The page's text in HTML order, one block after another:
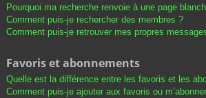
Pourquoi ma recherche renvoie à une page
Comment puis-je rechercher des membres ?
Comment puis-je retrouver mes propres
Favoris et abonnements
Quelle est la différence entre les favoris et les
Comment puis-je ajouter aux favoris ou